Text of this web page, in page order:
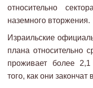
относительно
наземного вторжения.
Израильские
плана относительно
проживает более
того, как они закончат